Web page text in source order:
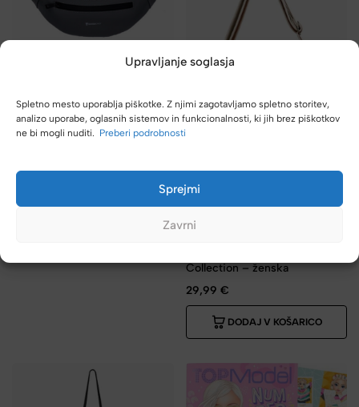
Upravljanje soglasja
Spletno mesto uporablja piškotke. Z njimi zagotavljamo spletno storitev,
analizo uporabe, oglasnih sistemov in funkcionalnosti, ki jih brez piškotkov
ne bi mogli nuditi. Preberi podrobnosti
Sprejmi
Zavrni
ONLY – siva
19,99€
LS Collection
Collection – ženska
29,99 €
DODAJ V KOŠARICO